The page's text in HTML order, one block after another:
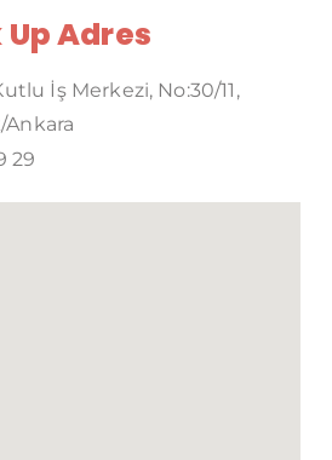
Adres
İş Merkezi, No:30/11,
29